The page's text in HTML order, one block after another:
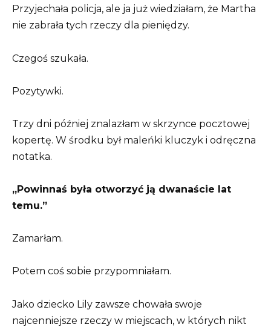
Przyjechała policja, ale ja już wiedziałam, że Martha
nie zabrała tych rzeczy dla pieniędzy.
Czegoś szukała.
Pozytywki.
Trzy dni później znalazłam w skrzynce pocztowej
kopertę. W środku był maleńki kluczyk i odręczna
notatka.
„Powinnaś była otworzyć ją dwanaście lat
temu.”
Zamarłam.
Potem coś sobie przypomniałam.
Jako dziecko Lily zawsze chowała swoje
najcenniejsze rzeczy w miejscach, w których nikt